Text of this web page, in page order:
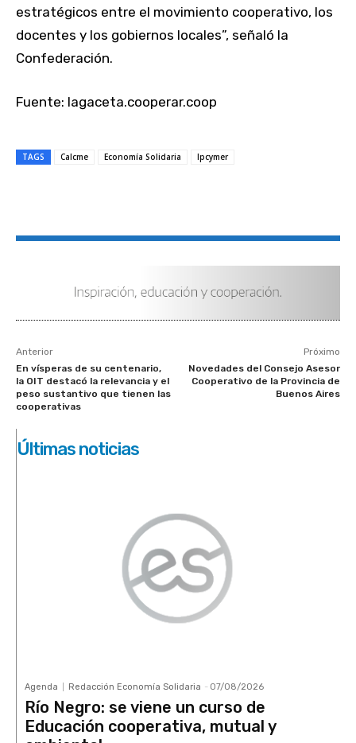
estratégicos entre el movimiento cooperativo, los
docentes y los gobiernos locales”, señaló la
Confederación.
Fuente: lagaceta.cooperar.coop
TAGS Calcme Economía Solidaria Ipcymer
Anterior
En vísperas de su centenario,
la OIT destacó la relevancia y el
peso sustantivo que tienen las
cooperativas
Próximo
Novedades del Consejo Asesor
Cooperativo de la Provincia de
Buenos Aires
Últimas noticias
Agenda Redacción Economía Solidaria - 07/08/2026
Río Negro: se viene un curso de
Educación cooperativa, mutual y